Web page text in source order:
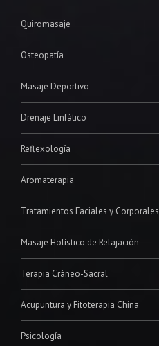
Quiromasaje
Osteopatía
Masaje Deportivo
Drenaje Linfático
Reflexología
Aromaterapia
Tratamientos Faciales y Corporales
Masaje Holístico de Relajación
Terapia Cráneo-Sacral
Acupuntura y Fitoterapia China
Psicología